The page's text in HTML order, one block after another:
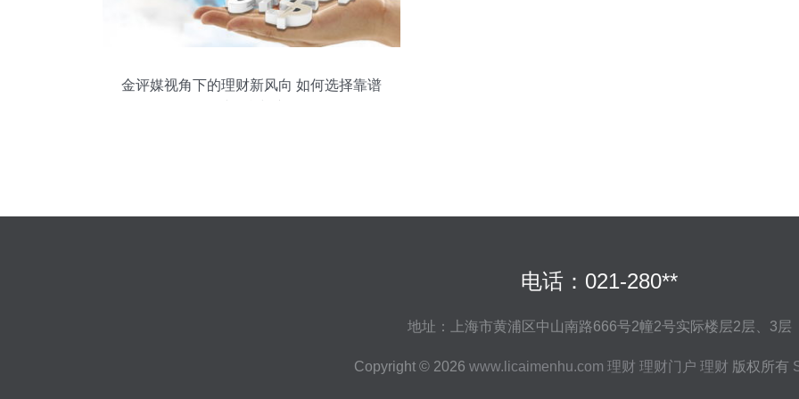
金评媒视角下的理财新风向 如何选择靠谱
电话：021-280**
地址：上海市黄浦区中山南路666号2幢2号实际楼层2层、3层
Copyright © 2026 www.licaimenhu.com 理财 理财门户 理财 版权所有